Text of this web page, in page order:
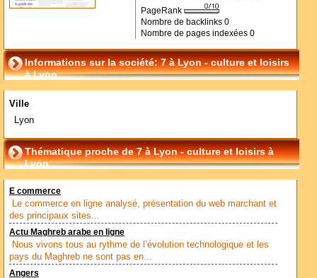
PageRank
Nombre de backlinks 0
Nombre de pages indexées 0
Informations sur la société: 7 à Lyon - culture et loisirs
à Lyon
Ville
Lyon
Thématique proche de 7 à Lyon - culture et loisirs à
Lyon
E commerce
Le commerce en ligne analysé, présentation du web marchant et
des principaux sites...
Actu Maghreb arabe en ligne
Nous vivons tous au rythme de l’évolution technologique et les
pays du Maghreb ne sont pas en...
Angers